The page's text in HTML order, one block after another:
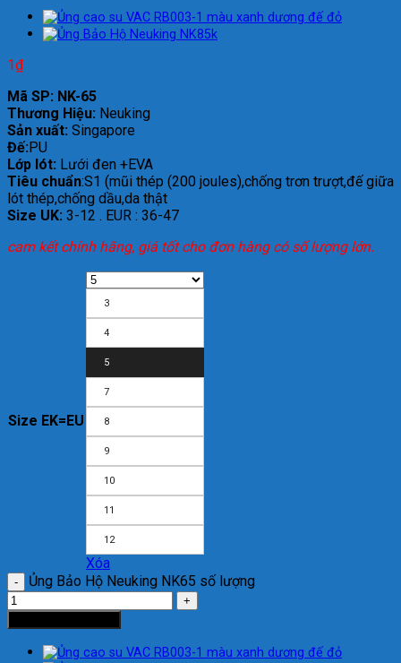
1₫
Mã SP: NK-65
Thương Hiệu: Neuking
Sản xuất: Singapore
Đế:PU
Lớp lót: Lưới đen +EVA
Tiêu chuẩn:S1 (mũi thép (200 joules),chống trơn trượt,đế giữa
lót thép,chống dầu,da thật
Size UK: 3-12 . EUR : 36-47
cam kết chính hãng, giá tốt cho đơn hàng có số lượng lớn.
Size EK=EU
3
4
5
7
8
9
10
11
12
Xóa
Ủng Bảo Hộ Neuking NK65 số lượng